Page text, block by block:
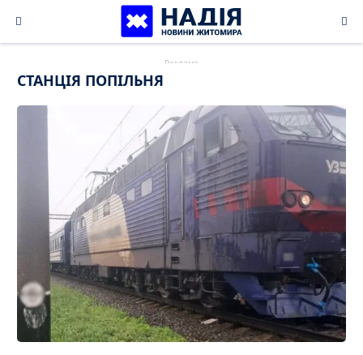
content
СТАНЦІЯ ПОПІЛЬНЯ